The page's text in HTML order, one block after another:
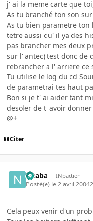
j' ai la meme carte que toi,
As tu branché ton son
As tu bien parametre ton
tetre aussi qu' il ya des
pas brancher mes deux
sur l' antec) test donc de
rebrancher a l' arriere ce
Tu utilise le log du cd
de parametrai tes haut
Bon si je t' ai aider tant
desoler de t' avoir
@+
Citer
Naaba INpactien
Posté(e) le 2 avril 2004
Cela peux venir d'un